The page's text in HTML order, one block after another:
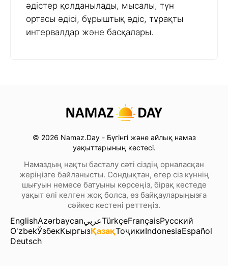
әдістер қолданылады, мысалы, түн
ортасы әдісі, бұрыштық әдіс, тұрақты
интервалдар және басқалары.
© 2026 Namaz.Day - Бүгінгі және айлық намаз
уақыттарының кестесі.
Намаздың нақты басталу сәті сіздің орналасқан
жеріңізге байланысты. Сондықтан, егер сіз күннің
шығуын немесе батуыны көрсеңіз, бірақ кестеде
уақыт әлі келген жоқ болса, өз байқауларыңызға
сәйкес кестені реттеңіз.
EnglishAzərbaycanعربيTürkçeFrançaisРусский
O'zbekЎзбекКыргызҚазақТоҷикиIndonesiaEspañol
Deutsch